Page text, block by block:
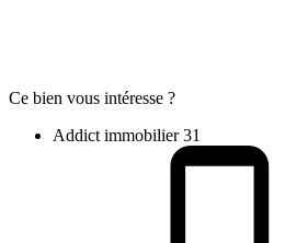
Ce bien vous intéresse ?
Addict immobilier 31